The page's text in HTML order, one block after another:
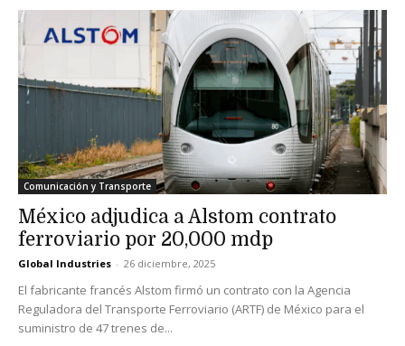
Comunicación y Transporte
México adjudica a Alstom contrato
ferroviario por 20,000 mdp
Global Industries - 26 diciembre, 2025
El fabricante francés Alstom firmó un contrato con la Agencia
Reguladora del Transporte Ferroviario (ARTF) de México para el
suministro de 47 trenes de...